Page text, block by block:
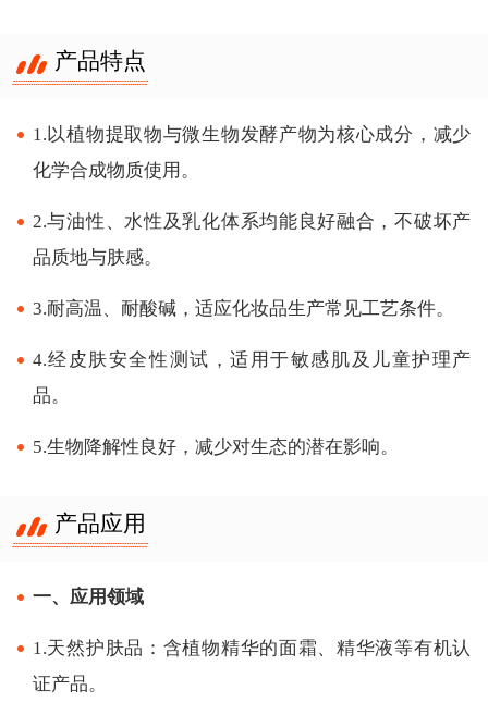
产品特点
1.以植物提取物与微生物发酵产物为核心成分，减少
化学合成物质使用。
2.与油性、水性及乳化体系均能良好融合，不破坏产
品质地与肤感。
3.耐高温、耐酸碱，适应化妆品生产常见工艺条件。
4.经皮肤安全性测试，适用于敏感肌及儿童护理产
品。
5.生物降解性良好，减少对生态的潜在影响。
产品应用
一、应用领域
1.天然护肤品：含植物精华的面霜、精华液等有机认
证产品。